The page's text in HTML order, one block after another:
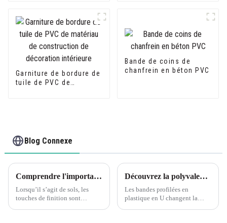
forme de U d'extrusion
Garniture de bordure de
tuile de PVC de
Bande de coins de
chanfrein en béton PVC
Blog Connexe
Comprendre l'importance des profils de transition pour les sols assortis
Lorsqu’il s’agit de sols, les
touches de finition sont
Découvrez la polyvalence des profilés en U en PVC Leguwe
Les bandes profilées en
plastique en U changent la